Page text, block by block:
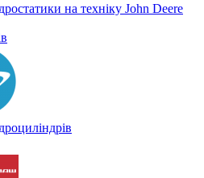
на техніку John Deere